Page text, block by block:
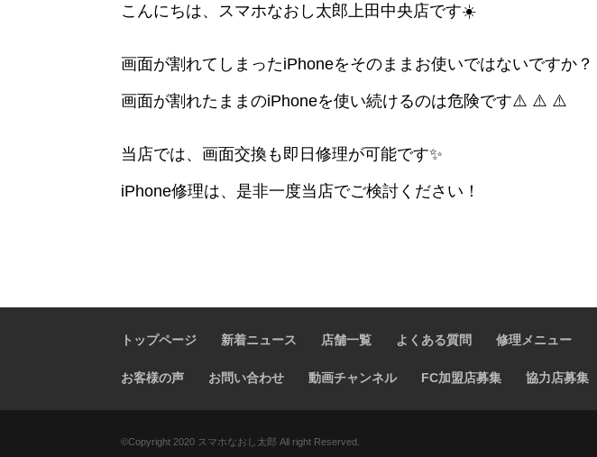
こんにちは、スマホなおし太郎上田中央店です☀️
画面が割れてしまったiPhoneをそのままお使いではないですか？
画面が割れたままのiPhoneを使い続けるのは危険です⚠️ ⚠️ ⚠️
当店では、画面交換も即日修理が可能です✨
iPhone修理は、是非一度当店でご検討ください！
トップページ 新着ニュース 店舗一覧 よくある質問 修理メニュー
お客様の声 お問い合わせ 動画チャンネル FC加盟店募集 協力店募集
©️Copyright 2020 スマホなおし太郎 All right Reserved.